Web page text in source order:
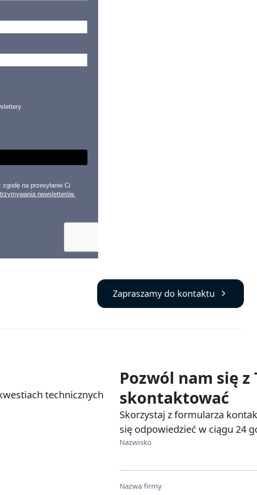
Zapraszamy do kontaktu
technicznych
Pozwól nam się z
skontaktować
Skorzystaj z formularza
się odpowiedzieć w ciągu 24
Nazwisko
Nazwa firmy